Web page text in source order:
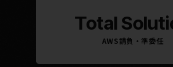
Total
AWS請負・準委任